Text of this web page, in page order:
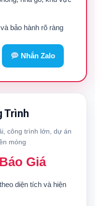
bảo hành rõ ràng
Nhắn Zalo
Trình
công trình lớn, dự án
móng
Giá
diện tích và hiện